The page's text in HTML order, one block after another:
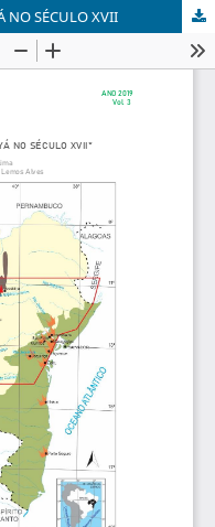
NO SÉCULO XVII